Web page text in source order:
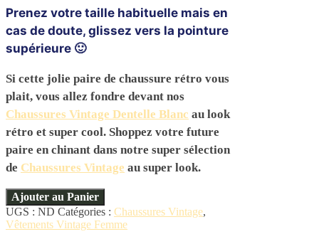
Prenez votre taille habituelle mais en
cas de doute, glissez vers la pointure
supérieure 🙂
Si cette jolie paire de chaussure rétro vous
plait, vous allez fondre devant nos
Chaussures Vintage Dentelle Blanc au look
rétro et super cool. Shoppez votre future
paire en chinant dans notre super sélection
de Chaussures Vintage au super look.
Ajouter au Panier
UGS : ND Catégories : Chaussures Vintage,
Vêtements Vintage Femme